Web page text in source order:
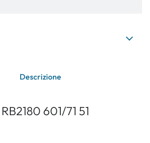
Descrizione
601/71 51